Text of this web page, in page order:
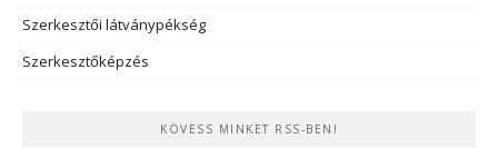
Szerkesztői látványpékség
Szerkesztőképzés
KÖVESS MINKET RSS-BEN!